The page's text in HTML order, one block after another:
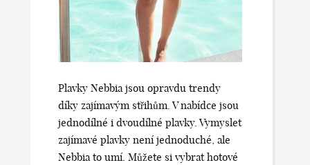
Plavky Nebbia jsou opravdu trendy
díky zajímavým střihům. V nabídce jsou
jednodílné i dvoudílné plavky. Vymyslet
zajímavé plavky není jednoduché, ale
Nebbia to umí. Můžete si vybrat hotové